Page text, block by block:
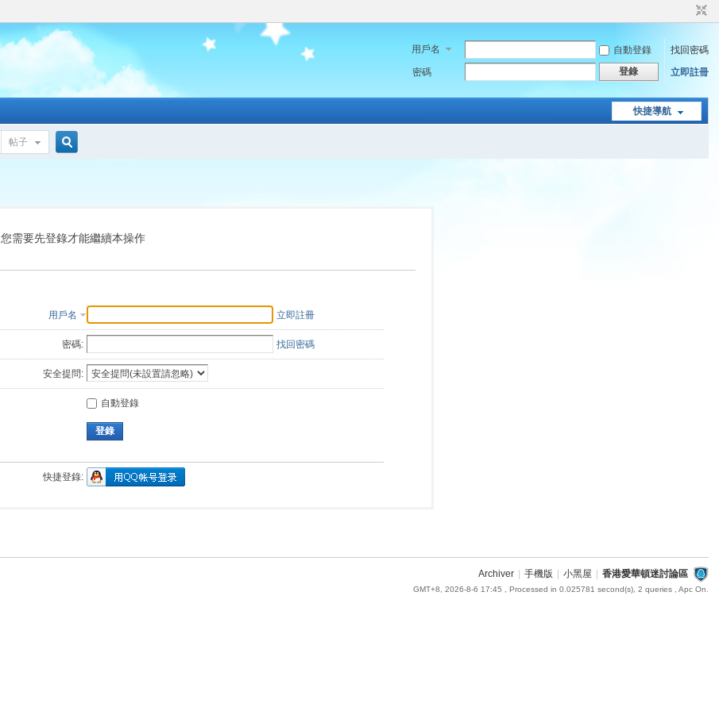
用戶名 自動登錄
找回密碼
密碼
登錄 立即註冊
快捷導航
帖子
索
您需要先登錄才能繼續本操作
用戶名 立即註冊
密碼: 找回密碼
安全提問:
自動登錄
登錄
快捷登錄:
Archiver 手機版 小黑屋 香港愛華頓迷討論區
GMT+8, 2026-8-6 17:45 , Processed in 0.025781 second(s), 2 queries , Apc On.